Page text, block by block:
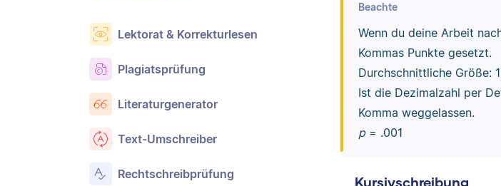
Lektorat & Korrekturlesen
Plagiatsprüfung
Literaturgenerator
Text-Umschreiber
Rechtschreibprüfung
Beachte
Wenn du deine Arbeit
Kommas Punkte gesetzt.
Durchschnittliche Größe:
Ist die Dezimalzahl per
Komma weggelassen.
p= .001
Kursivschreibung